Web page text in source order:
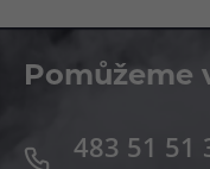
Pomůžeme
483 51 51